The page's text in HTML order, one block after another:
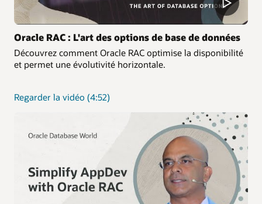
Oracle RAC : L'art des options de base de données
Découvrez comment Oracle RAC optimise la disponibilité
et permet une évolutivité horizontale.
Regarder la vidéo Oracle
L'art
base
de
(4:52)